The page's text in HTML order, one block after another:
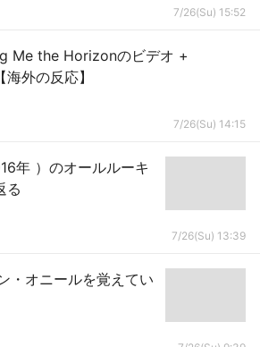
7/26(Su) 15:52
Me the Horizonのビデオ +
外の反応】
7/26(Su) 14:15
年 ）のオールルーキ
る
7/26(Su) 13:39
・オニールを覚えてい